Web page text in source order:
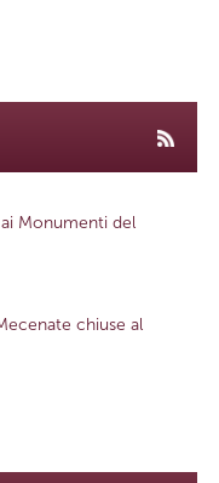
Monumenti del
chiuse al